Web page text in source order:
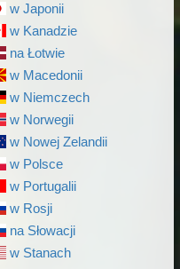
w Japonii
w Kanadzie
na Łotwie
w Macedonii
w Niemczech
w Norwegii
w Nowej Zelandii
w Polsce
w Portugalii
w Rosji
na Słowacji
w Stanach